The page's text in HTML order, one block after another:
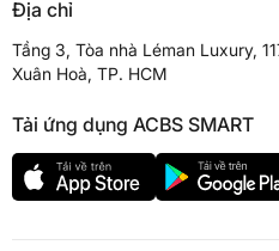
Địa chỉ
Tầng 3, Tòa nhà Léman Luxury,
Xuân Hoà, TP. HCM
Tải ứng dụng ACBS SMART